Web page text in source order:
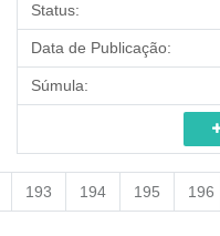
Status:
Data de Publicação:
Súmula:
193 194 195 196